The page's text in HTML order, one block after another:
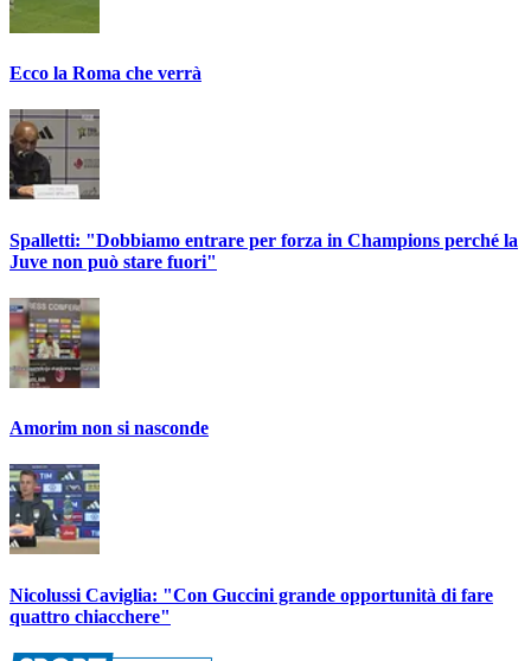
Ecco la Roma che verrà
Spalletti: "Dobbiamo entrare per forza in Champions perché la
Juve non può stare fuori"
Amorim non si nasconde
Nicolussi Caviglia: "Con Guccini grande opportunità di fare
quattro chiacchere"